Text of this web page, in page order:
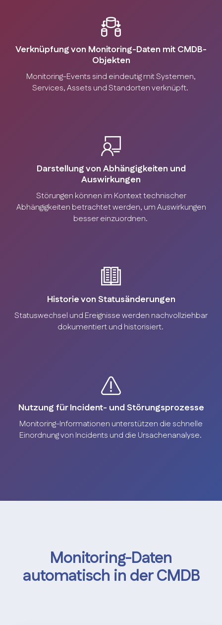
Verknüpfung von Monitoring-Daten mit CMDB-
Objekten
Monitoring-Events sind eindeutig mit Systemen,
Services, Assets und Standorten verknüpft.
Darstellung von Abhängigkeiten und
Auswirkungen
Störungen können im Kontext technischer
Abhängigkeiten betrachtet werden, um Auswirkungen
besser einzuordnen.
Historie von Statusänderungen
Statuswechsel und Ereignisse werden nachvollziehbar
dokumentiert und historisiert.
Nutzung für Incident- und Störungsprozesse
Monitoring-Informationen unterstützen die schnelle
Einordnung von Incidents und die Ursachenanalyse.
Monitoring-Daten
automatisch in der CMDB